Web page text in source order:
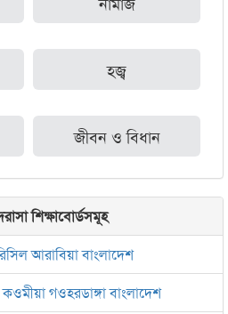
হজ্ব
জীবন ও বিধান
শিক্ষাবোর্ডসমূহ
আরাবিয়া বাংলাদেশ
গওহরডাঙ্গা বাংলাদেশ